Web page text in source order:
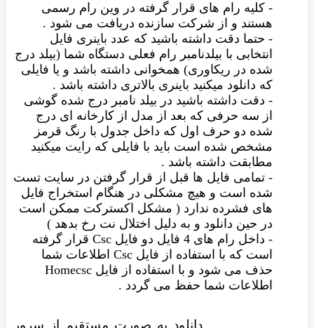
- کلیه رام های قرار گرفته در وین رام رسمی
هستند و از شرکت سازنده دریافت می شود .
- حتما دقت داشته باشید که عدد باینری فایل
انتخابی با بیلدنامبر رام فعلی دستگاه شما (بیلد درج
شده در ریکاوری) همخوانی داشته باشد و یا فایلی
که دانلود میکنید باینری بالاتری داشته باشد .
- دقت داشته باشید در بیلد نامبر درج شده گوشی
از سه حرفی که بعد از مدل از کارخانه ای درج
شده دو حرف اول که داخل جدول با رنگ قرمز
مشخص شده است باید با فایلی که رایت میکنید
مطابقت داشته باشد .
- تمامی فایل ها قبل از قرار گرفتن در سایت تست
شده است و هیچ مشکلی در هنگام استخراج فایل
های فشرده ندارد ( مشکل اکسترکت ممکن است
در حین دانلود و به دلیل اختلال نت رخ بدهد )
- داخل رام های 4 فایل دو فایل Csc قرار گرفته
است که با استفاده از فایل Csc اطلاعات شما
حذف می شود و با استفاده از فایل Homecsc
اطلاعات شما حفظ می گردد .
دانلود به صورت مستقیم از سرور